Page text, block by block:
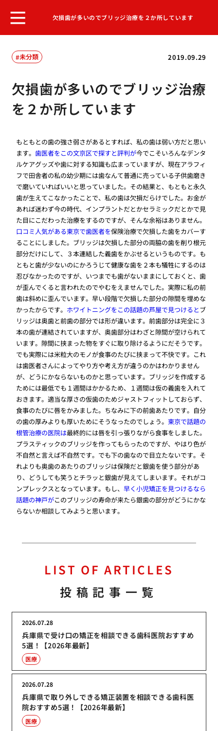
欠損歯が多いのでブリッジ治療を２か所しています
2019.09.29
未分類
欠損歯が多いのでブリッジ治療
を２か所しています
もともとの歯の強さ弱さがあるとすれば、私の歯は弱い方だと思い
ます。歯医者をこの文京区で探すと評判が今でこそいろんなデンタ
ルケアグッズや歯に対する知識も広まっていますが、現在アラフィ
フで田舎者の私の幼少期には歯なんて普通に売っている子供歯磨き
で磨いていればいいと思っていました。その結果と、もともと永久
歯が生えてこなかったことで、私の歯は欠損だらけでした。お金が
あれば迷わず今の時代、インプラントだとかセラミックだとかで見
た目にこだわった治療をするのですが、そんな余裕はありません。
口コミ人気がある東京で歯医者を保険治療で欠損した歯をカバーす
ることにしました。ブリッジは欠損した部分の両脇の歯を削り根元
部分だけにして、３本連結した義歯をかぶせるというものです。も
ともと歯が少ないのにかろうじて健康な歯を２本も犠牲にするのは
忍びなかったのですが、いつまでも歯がないままにしておくと、歯
が歪んでくると言われたのでやむをえませんでした。実際に私の前
歯は斜めに歪んでいます。早い段階で欠損した部分の隙間を埋めな
かったからです。 ホワイトニングをこの話題の芦屋で見つけるとブ
リッジは奥歯と前歯の部分では形が違います。前歯部分は完全に３
本の歯が連結されていますが、奥歯部分はわざと隙間が空けられて
います。隙間に挟まった物をすぐに取り除けるようにだそうです。
でも実際には米粒大のモノが食事のたびに挟まって不快です。これ
は歯医者さんによってやり方や考え方が違うのかはわかりません
が、どうにかならないものかと思っています。ブリッジを作成する
ためには最低でも１週間はかかるため、１週間は仮の義歯を入れて
おきます。適当な厚さの仮歯のためジャストフィットしておらず、
食事のたびに唇をかみました。ちなみに下の前歯あたりです。自分
の歯の厚みよりも厚いためにそうなったのでしょう。東京で話題の
根管治療の医院は最終的には唇を引っ張りながら食事をしました。
プラスティックのブリッジを作ってもらったのですが、やはり色が
不自然と言えば不自然です。でも下の歯なので目立たないです。そ
れよりも奥歯のあたりのブリッジは保険だと銀歯を使う部分があ
り、どうしても笑うとチラッと銀歯が見えてしまいます。それがコ
ンプレックスとなっています。もし、早く小児矯正を見つけるなら
話題の神戸がこのブリッジの寿命が来たら銀歯の部分がどうにかな
らないか相談してみようと思います。
LIST OF ARTICLES
投稿記事一覧
兵庫県で受け口の矯正を相談できる歯科医院おすすめ
5選！【2026年最新】
2026.07.28
医療
兵庫県で取り外しできる矯正装置を相談できる歯科医
院おすすめ5選！【2026年最新】
2026.07.28
医療